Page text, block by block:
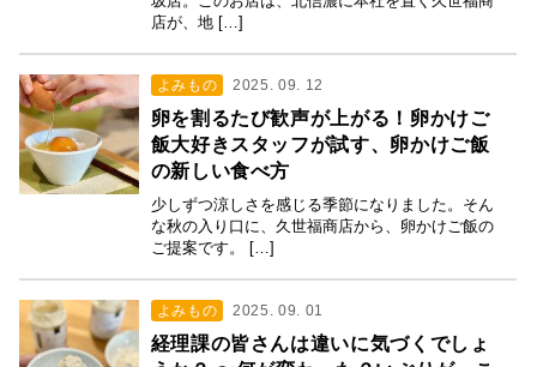
店が、地 […]
よみもの 2025. 09. 12
卵を割るたび歓声が上がる！卵かけご
飯大好きスタッフが試す、卵かけご飯
の新しい食べ方
少しずつ涼しさを感じる季節になりました。そん
な秋の入り口に、久世福商店から、卵かけご飯の
ご提案です。 […]
よみもの 2025. 09. 01
経理課の皆さんは違いに気づくでしょ